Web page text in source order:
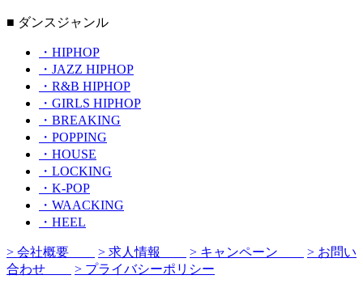
■ ダンスジャンル
・HIPHOP
・JAZZ HIPHOP
・R&B HIPHOP
・GIRLS HIPHOP
・BREAKING
・POPPING
・HOUSE
・LOCKING
・K-POP
・WAACKING
・HEEL
> 会社概要 > 求人情報 > キャンペーン
> お問い
合わせ
> プライバシーポリシー